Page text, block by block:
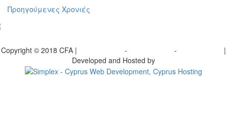
Προηγούμενες Χρονιές
Copyright © 2018 CFA | - -
|
Developed and Hosted by